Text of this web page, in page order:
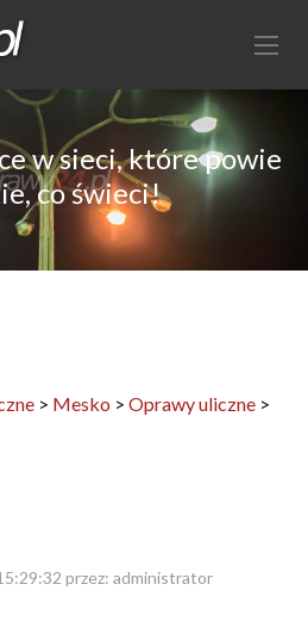
w sieci, które powie
co świeci!
> Mesko > Oprawy uliczne >
przez: administrator